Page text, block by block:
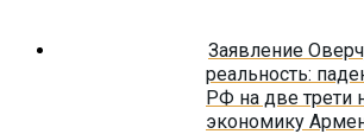
Заявление
реальность:
РФ на две трети
экономику